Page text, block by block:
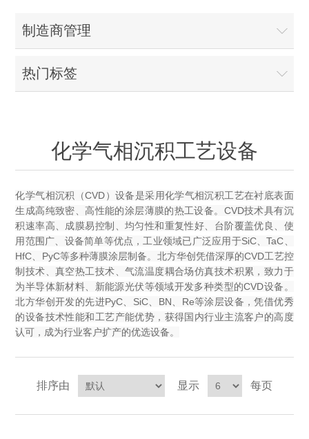
OCT（光学相干断层扫描）整机
OCT 光源单元
OCT扫描系统
透光率测试仪
椭偏仪（Ellipsometer）
光能评价设备
Others
物理气相沉积设备
化学气相沉积设备
立式炉管设备
快速热处理设备
外延设备
氧碳分析仪
光电直读光谱仪
X射线晶体定向仪
硅片硅块厚度
X射线形貌仪
钙钛矿太阳能电池
光电类核心器件
Holoeye空间光调制器
薄膜铌酸锂
相位调制器
ECV配件
TLM配件
Sinton Instruments 配件
标准样品（光伏）
等离子体局部废气处理设备
精密电子秤
激光尘埃粒子计数器
薄层电阻量测系统
X射线类
制造商管理
热门标签
化学气相沉积工艺设备
化学气相沉积（CVD）设备是采用化学气相沉积工艺在衬底表面
生成高纯致密、高性能的涂层薄膜的热工设备。CVD技术具有沉
积速率高、成膜易控制、均匀性和重复性好、台阶覆盖优良、使
用范围广、设备简单等优点，工业领域已广泛应用于SiC、TaC、
HfC、PyC等多种薄膜涂层制备。北方华创凭借深厚的CVD工艺控
制技术、真空热工技术、气流温度耦合场仿真技术积累，致力于
为半导体新材料、新能源光伏等领域开发多种类型的CVD设备。
北方华创开发的先进PyC、SiC、BN、Re等涂层设备，凭借优秀
的设备技术性能和工艺产能优势，获得国内行业主流客户的高度
认可，成为行业客户扩产的优选设备。
排序由 显示 每页